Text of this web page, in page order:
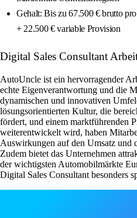
Gehalt: Bis zu 67.500 € brutto
+ 22.500 € variable Provision
Digital Sales Consultant
AutoUncle ist ein hervorragender
echte Eigenverantwortung und die
dynamischen und innovativen
lösungsorientierten Kultur, die
fördert, und einem marktführenden
weiterentwickelt wird, haben
Auswirkungen auf den Umsatz und
Zudem bietet das Unternehmen
der wichtigsten Automobilmärkte
Digital Sales Consultant besonders